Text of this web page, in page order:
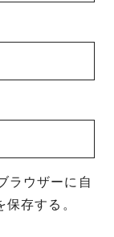
ラウザーに自
存する。